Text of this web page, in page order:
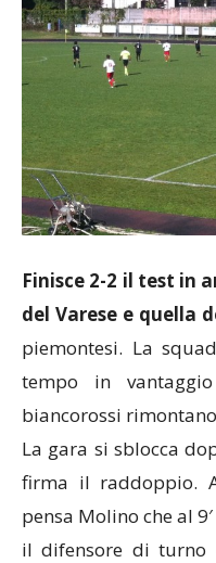
Finisce 2-2 il test in
del Varese e quella
piemontesi. La
tempo in
biancorossi
La gara si sblocca
firma il raddoppio.
pensa Molino che al
il difensore di turno